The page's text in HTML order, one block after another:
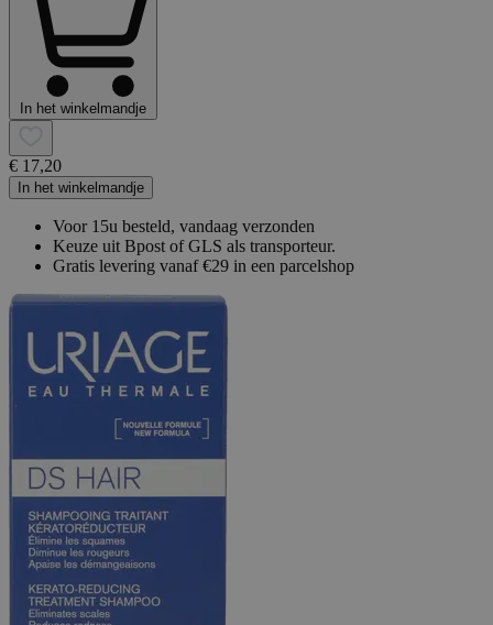
In het winkelmandje
€ 17,20
In het winkelmandje
Voor 15u besteld, vandaag verzonden
Keuze uit Bpost of GLS als transporteur.
Gratis levering vanaf €29 in een parcelshop